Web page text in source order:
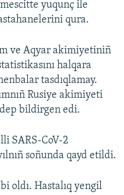
yuqunç ile
qura.
ve Aqyar akimiyetiniñ
halqara
tasdıqlamay.
Rusiye akimiyeti
bildirgen edi.
SARS-CoV-2
soñunda qayd etildi.
oldı. Hastalıq yengil